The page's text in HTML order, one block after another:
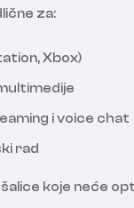
za:
Xbox)
i voice chat
rad
koje neće